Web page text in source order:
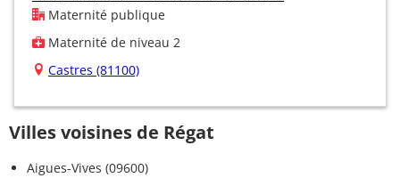
Maternité publique
Maternité de niveau 2
Castres (81100)
Villes voisines de Régat
Aigues-Vives (09600)